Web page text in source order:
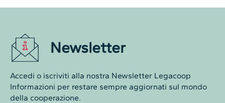
Newsletter
Accedi o iscriviti alla nostra Newsletter Legacoop
Informazioni per restare sempre aggiornati sul mondo
della cooperazione.